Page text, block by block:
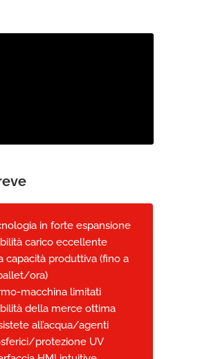
in forte espansione
carico eccellente
capacità produttiva (fino a
ora)
macchina limitati
della merce ottima
all’acqua/agenti
protezione UV